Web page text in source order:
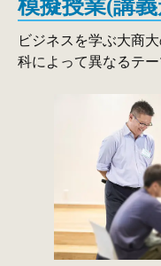
模擬授業(講
ビジネスを学ぶ大商
科によって異なるテー